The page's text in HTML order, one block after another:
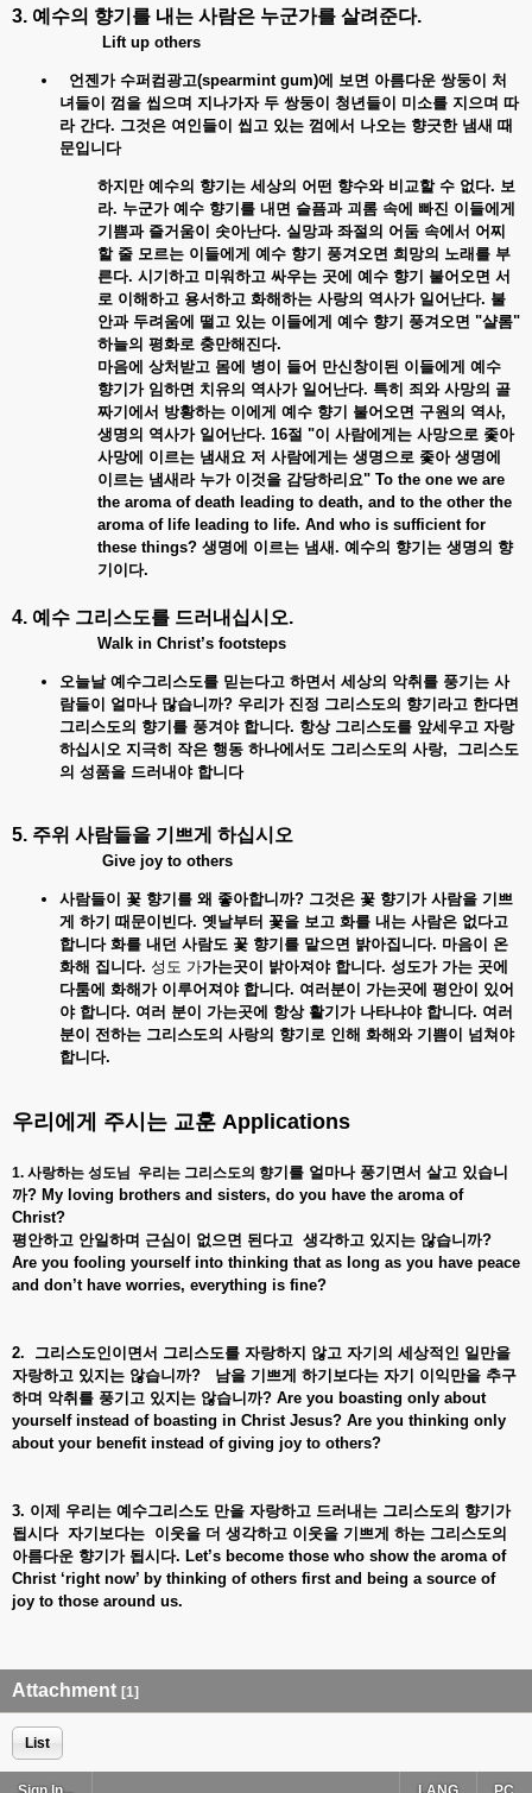
3. 예수의 향기를 내는 사람은 누군가를 살려준다.
Lift up others
언젠가 수퍼컴광고(spearmint gum)에 보면 아름다운 쌍둥이 처
녀들이 껌을 씹으며 지나가자 두 쌍둥이 청년들이 미소를 지으며 따
라 간다. 그것은 여인들이 씹고 있는 껌에서 나오는 향긋한 냄새 때
문입니다
하지만 예수의 향기는 세상의 어떤 향수와 비교할 수 없다. 보
라. 누군가 예수 향기를 내면 슬픔과 괴롬 속에 빠진 이들에게
기쁨과 즐거움이 솟아난다. 실망과 좌절의 어둠 속에서 어찌
할 줄 모르는 이들에게 예수 향기 풍겨오면 희망의 노래를 부
른다. 시기하고 미워하고 싸우는 곳에 예수 향기 불어오면 서
로 이해하고 용서하고 화해하는 사랑의 역사가 일어난다. 불
안과 두려움에 떨고 있는 이들에게 예수 향기 풍겨오면 "샬롬"
하늘의 평화로 충만해진다.
마음에 상처받고 몸에 병이 들어 만신창이된 이들에게 예수
향기가 임하면 치유의 역사가 일어난다. 특히 죄와 사망의 골
짜기에서 방황하는 이에게 예수 향기 불어오면 구원의 역사,
생명의 역사가 일어난다. 16절 "이 사람에게는 사망으로 좇아
사망에 이르는 냄새요 저 사람에게는 생명으로 좇아 생명에
이르는 냄새라 누가 이것을 감당하리요" To the one we are
the aroma of death leading to death, and to the other the
aroma of life leading to life. And who is sufficient for
these things? 생명에 이르는 냄새. 예수의 향기는 생명의 향
기이다.
4. 예수 그리스도를 드러내십시오.
Walk in Christ’s footsteps
오늘날 예수그리스도를 믿는다고 하면서 세상의 악취를 풍기는 사
람들이 얼마나 많습니까? 우리가 진정 그리스도의 향기라고 한다면
그리스도의 향기를 풍겨야 합니다. 항상 그리스도를 앞세우고 자랑
하십시오 지극히 작은 행동 하나에서도 그리스도의 사랑, 그리스도
의 성품을 드러내야 합니다
5. 주위 사람들을 기쁘게 하십시오
Give joy to others
사람들이 꽃 향기를 왜 좋아합니까? 그것은 꽃 향기가 사람을 기쁘
게 하기 때문이빈다. 옛날부터 꽃을 보고 화를 내는 사람은 없다고
합니다 화를 내던 사람도 꽃 향기를 맡으면 밝아집니다. 마음이 온
화해 집니다. 성도 가가는곳이 밝아져야 합니다. 성도가 가는 곳에
다툼에 화해가 이루어져야 합니다. 여러분이 가는곳에 평안이 있어
야 합니다. 여러 분이 가는곳에 항상 활기가 나타냐야 합니다. 여러
분이 전하는 그리스도의 사랑의 향기로 인해 화해와 기쁨이 넘쳐야
합니다.
우리에게 주시는 교훈 Applications
1. 사랑하는 성도님 우리는 그리스도의 향기를 얼마나 풍기면서 살고 있습니
까? My loving brothers and sisters, do you have the aroma of
Christ?
평안하고 안일하며 근심이 없으면 된다고 생각하고 있지는 않습니까?
Are you fooling yourself into thinking that as long as you have peace
and don’t have worries, everything is fine?
2. 그리스도인이면서 그리스도를 자랑하지 않고 자기의 세상적인 일만을
자랑하고 있지는 않습니까? 남을 기쁘게 하기보다는 자기 이익만을 추구
하며 악취를 풍기고 있지는 않습니까? Are you boasting only about
yourself instead of boasting in Christ Jesus? Are you thinking only
about your benefit instead of giving joy to others?
3. 이제 우리는 예수그리스도 만을 자랑하고 드러내는 그리스도의 향기가
됩시다 자기보다는 이웃을 더 생각하고 이웃을 기쁘게 하는 그리스도의
아름다운 향기가 됩시다. Let’s become those who show the aroma of
Christ ‘right now’ by thinking of others first and being a source of
joy to those around us.
Attachment [1]
List